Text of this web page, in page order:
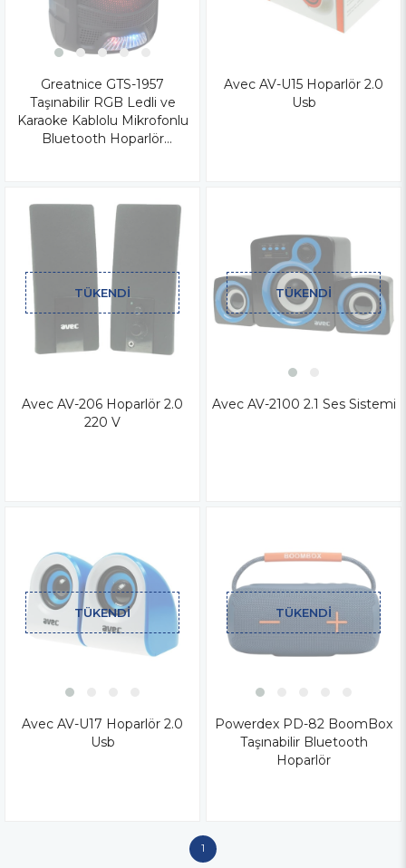
Greatnice GTS-1957
Taşınabilir RGB Ledli ve
Karaoke Kablolu Mikrofonlu
Bluetooth Hoparlör
Avec AV-U15 Hoparlör 2.0
Usb
TÜKENDI
Avec AV-206 Hoparlör 2.0
220 V
TÜKENDI
Avec AV-2100 2.1 Ses Sistemi
TÜKENDI
Avec AV-U17 Hoparlör 2.0
Usb
TÜKENDI
Powerdex PD-82 BoomBox
Taşınabilir Bluetooth
Hoparlör
1